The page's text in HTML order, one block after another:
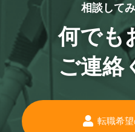
相談して
何でも
ご連絡
転職希